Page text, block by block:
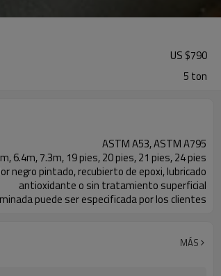
US $790
5 ton
ASTM A53, ASTM A795
6.4m, 7.3m, 19 pies, 20 pies, 21 pies, 24 pies
negro pintado, recubierto de epoxi, lubricado
antioxidante o sin tratamiento superficial
puede ser especificada por los clientes
MÁS